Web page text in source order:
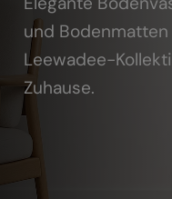
und Bodenmatten
Leewadee-
Zuhause.